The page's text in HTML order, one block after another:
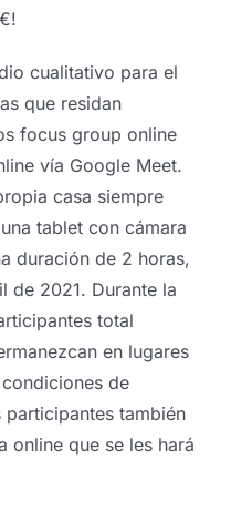
cualitativo para el
que residan
focus group online
vía Google Meet.
casa siempre
tablet con cámara
duración de 2 horas,
de 2021. Durante la
total
en lugares
de
también
online que se les hará